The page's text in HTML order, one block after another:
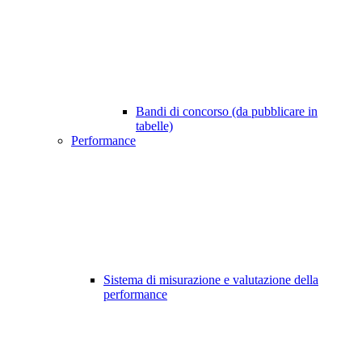
Bandi di concorso (da pubblicare in
tabelle)
Performance
Sistema di misurazione e valutazione della
performance